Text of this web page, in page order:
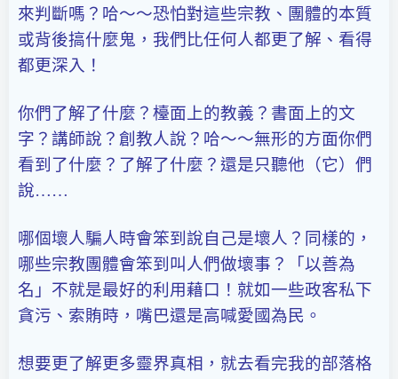
來判斷嗎？哈～～恐怕對這些宗教、團體的本質
或背後搞什麼鬼，我們比任何人都更了解、看得
都更深入！
你們了解了什麼？檯面上的教義？書面上的文
字？講師說？創教人說？哈～～無形的方面你們
看到了什麼？了解了什麼？還是只聽他（它）們
說……
哪個壞人騙人時會笨到說自己是壞人？同樣的，
哪些宗教團體會笨到叫人們做壞事？「以善為
名」不就是最好的利用藉口！就如一些政客私下
貪污、索賄時，嘴巴還是高喊愛國為民。
想要更了解更多靈界真相，就去看完我的部落格